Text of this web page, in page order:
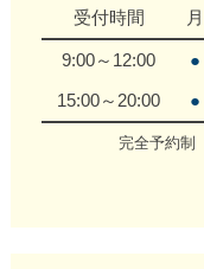
受付時間 月
9:00～12:00 ●
15:00～20:00
●
完全予約制